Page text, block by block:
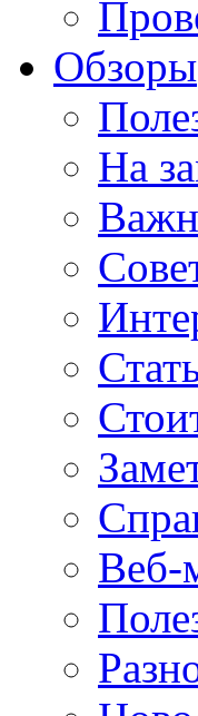
Обзоры
На
Веб-